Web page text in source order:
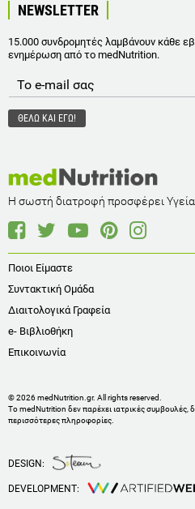
NEWSLETTER
15.000 συνδρομητές λαμβάνουν κάθε
ενημέρωση από το medNutrition.
Η σωστή διατροφή προσφέρει Υγεία
Ποιοι Είμαστε
Συντακτική Ομάδα
Διαιτολογικά Γραφεία
e- Βιβλιοθήκη
Επικοινωνία
© 2026 medNutrition.gr. All rights reserved.
Το medNutrition δεν παρέχει ιατρικές συμβουλές,
περισσότερες πληροφορίες
DESIGN:
DEVELOPMENT: